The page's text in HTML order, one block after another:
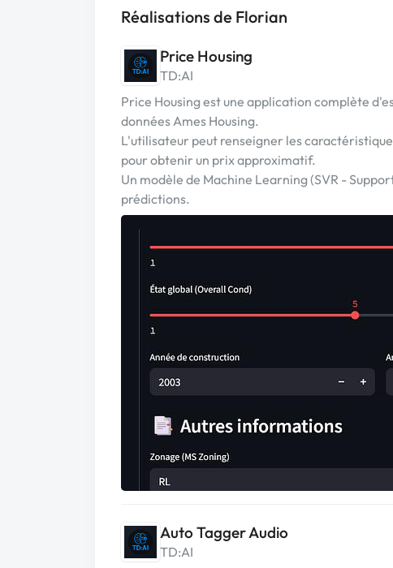
Réalisations de Florian
Price Housing
TD:AI
Price Housing est une application complète
données Ames Housing.
L'utilisateur peut renseigner les
pour obtenir un prix approximatif.
Un modèle de Machine Learning (SVR -
prédictions.
Auto Tagger Audio
TD:AI